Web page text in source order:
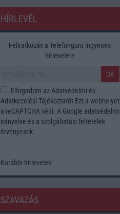
HÍRLEVÉL
Feliratkozás a Telefonguru ingyenes
hírlevelére
OK
Elfogadom az Adatvédelmi és
Adatkezelési TájékoztatótEzt a webhelyet
a reCAPTCHA védi. A Google adatvédelmi
irányelve és a szolgáltatási feltételek
érvényesek.
Korábbi hírlevelek
SZAVAZÁS